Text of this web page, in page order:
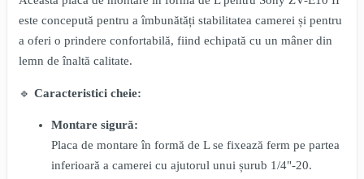
este concepută pentru a îmbunătăți stabilitatea camerei și pentru
a oferi o prindere confortabilă, fiind echipată cu un mâner din
lemn de înaltă calitate.
🔹 Caracteristici cheie:
Montare sigură:
Placa de montare în formă de L se fixează ferm pe partea
inferioară a camerei cu ajutorul unui șurub 1/4"-20.